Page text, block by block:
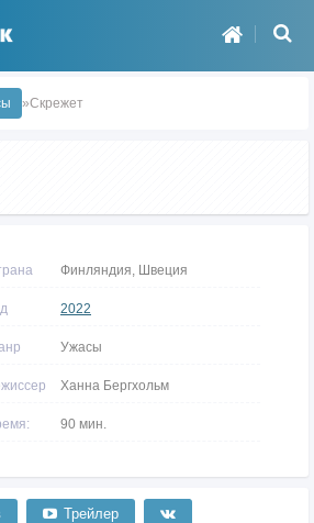
»Скрежет
Финляндия, Швеция
2022
Ужасы
Ханна Бергхольм
90 мин.
Трейлер